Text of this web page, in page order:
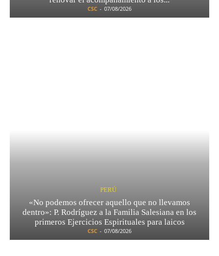
CSC - 07/08/2026
PERÚ
«No podemos ofrecer aquello que no llevamos
dentro»: P. Rodríguez a la Familia Salesiana en los
primeros Ejercicios Espirituales para laicos
CSC - 07/08/2026